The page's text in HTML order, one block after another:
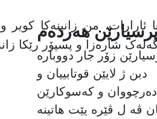
ئارارات، من زانینەکا
شارەزا و پسپۆر رێکا
هەردەم
زۆر جار دووبارە
دبن ژ لایێن قوتابییان و
دەرچووان و کەسوکارێن
ڤە ل ڤێرە یێت هاتینە